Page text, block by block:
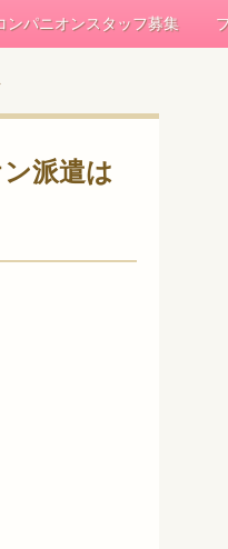
ンパニオンスタッフ募集
派遣は